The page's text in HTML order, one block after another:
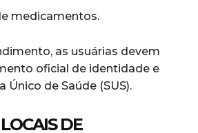
medicamentos.
as usuárias devem
oficial de identidade e
Único de Saúde (SUS).
DE